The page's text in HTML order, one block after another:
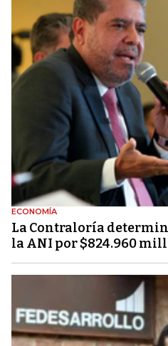
ECONOMÍA
La Contraloría
la ANI por $824.960